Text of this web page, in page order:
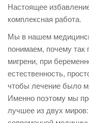
Настоящее
комплексная работа.
Мы в нашем
понимаем, почему так
мигрени, при
естественность,
чтобы лечение было
Именно поэтому мы
лучшее из двух